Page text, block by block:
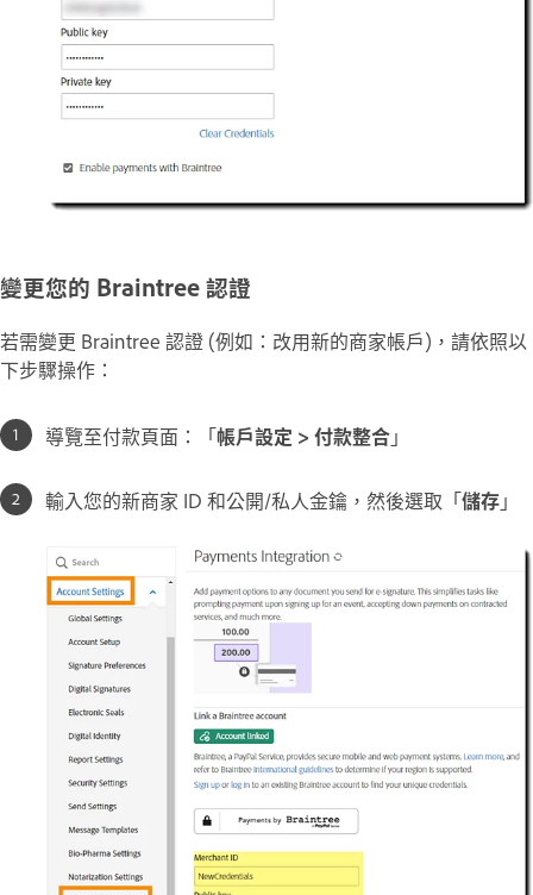
變更您的 Braintree 認證
若需變更 Braintree 認證 (例如：改用新的商家帳戶)，請依照以
下步驟操作：
導覽至付款頁面：「帳戶設定 > 付款整合」
輸入您的新商家 ID 和公開/私人金鑰，然後選取「儲存」